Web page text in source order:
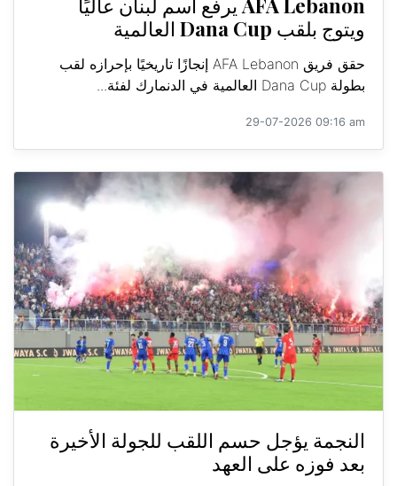
ويتوج بلقب Dana Cup العالمية
حقق فريق AFA Lebanon إنجازًا تاريخيًا بإحرازه لقب
بطولة Dana Cup العالمية في الدنمارك لفئة...
29-07-2026 09:16 am
النجمة يؤجل حسم اللقب للجولة الأخيرة
بعد فوزه على العهد